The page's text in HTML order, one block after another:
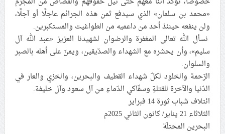
«محمد بن سلمان» الذي سيدفع ثمن هذه الجرائم عاجلًا أو آجلًا،
ولن ينفعه حينئذ أحد من داعميه من الطواغيت والمستكبرين.
نسأل الله تعالى المغفرة والرضوان لشهيدنا العزيز «عبد الله آل
سليم»، وأن يحشره مع الشهداء والصدّيقين، ويمنّ على أهله بالصبر
والسلوان.
الرّحمة والخلود لكلّ شهداء القطيف والبحرين، والخزي والعار في
الدّنيا والآخرة للقتلةِ وسفّاكي الدّماءِ من آل سعود وآل خليفة.
ائتلاف شباب ثورة 14 فبراير
الثلاثاء 21 يناير/ كانون الثاني 2025م
البحرين المحتلّة